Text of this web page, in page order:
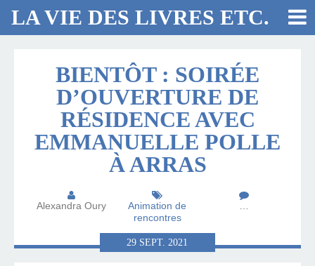
LA VIE DES LIVRES ETC.
BIENTÔT : SOIRÉE
D’OUVERTURE DE
RÉSIDENCE AVEC
EMMANUELLE POLLE
À ARRAS
Alexandra Oury
Animation de
rencontres
…
29 SEPT.2021